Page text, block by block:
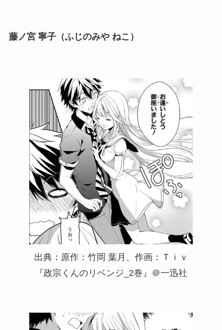
藤ノ宮 寧子（ふじのみや ねこ）
出典：原作：竹岡 葉月、作画：Ｔｉｖ
『政宗くんのリベンジ_2巻』＠一迅社